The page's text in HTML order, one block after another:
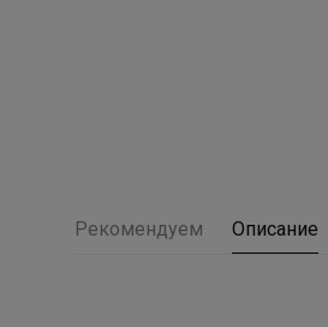
Рекомендуем Описание